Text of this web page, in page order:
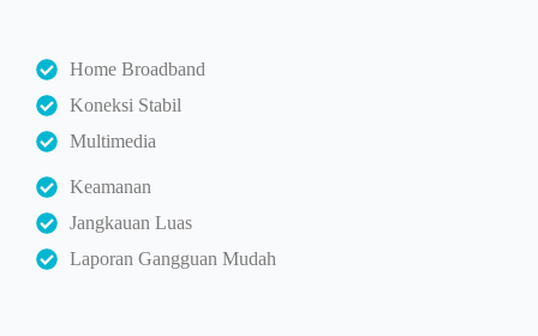
Home Broadband
Koneksi Stabil
Multimedia
Keamanan
Jangkauan Luas
Laporan Gangguan Mudah